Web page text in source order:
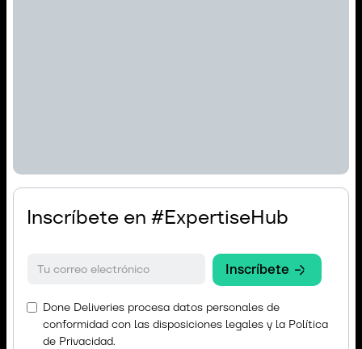
Inscríbete en #ExpertiseHub
Done Deliveries procesa datos personales de
conformidad con las disposiciones legales y la Política
de Privacidad.